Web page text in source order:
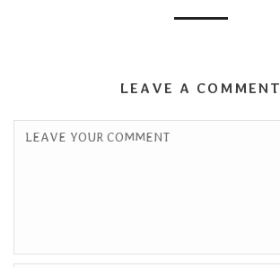
LEAVE A COMMENT